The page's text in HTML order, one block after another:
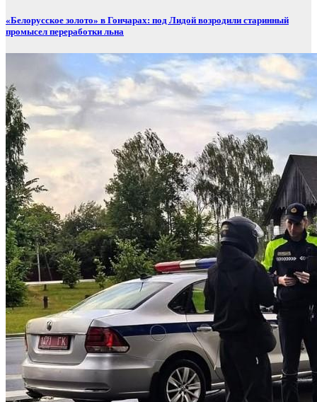
«Белорусское золото» в Гончарах: под Лидой возродили старинный
промысел переработки льна